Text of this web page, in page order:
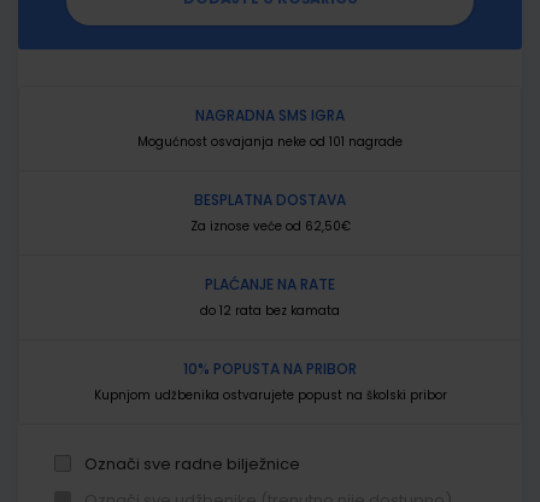
NAGRADNA SMS IGRA
Mogućnost osvajanja neke od 101 nagrade
BESPLATNA DOSTAVA
Za iznose veće od 62,50€
PLAĆANJE NA RATE
do 12 rata bez kamata
10% POPUSTA NA PRIBOR
Kupnjom udžbenika ostvarujete popust na školski pribor
Označi sve radne bilježnice